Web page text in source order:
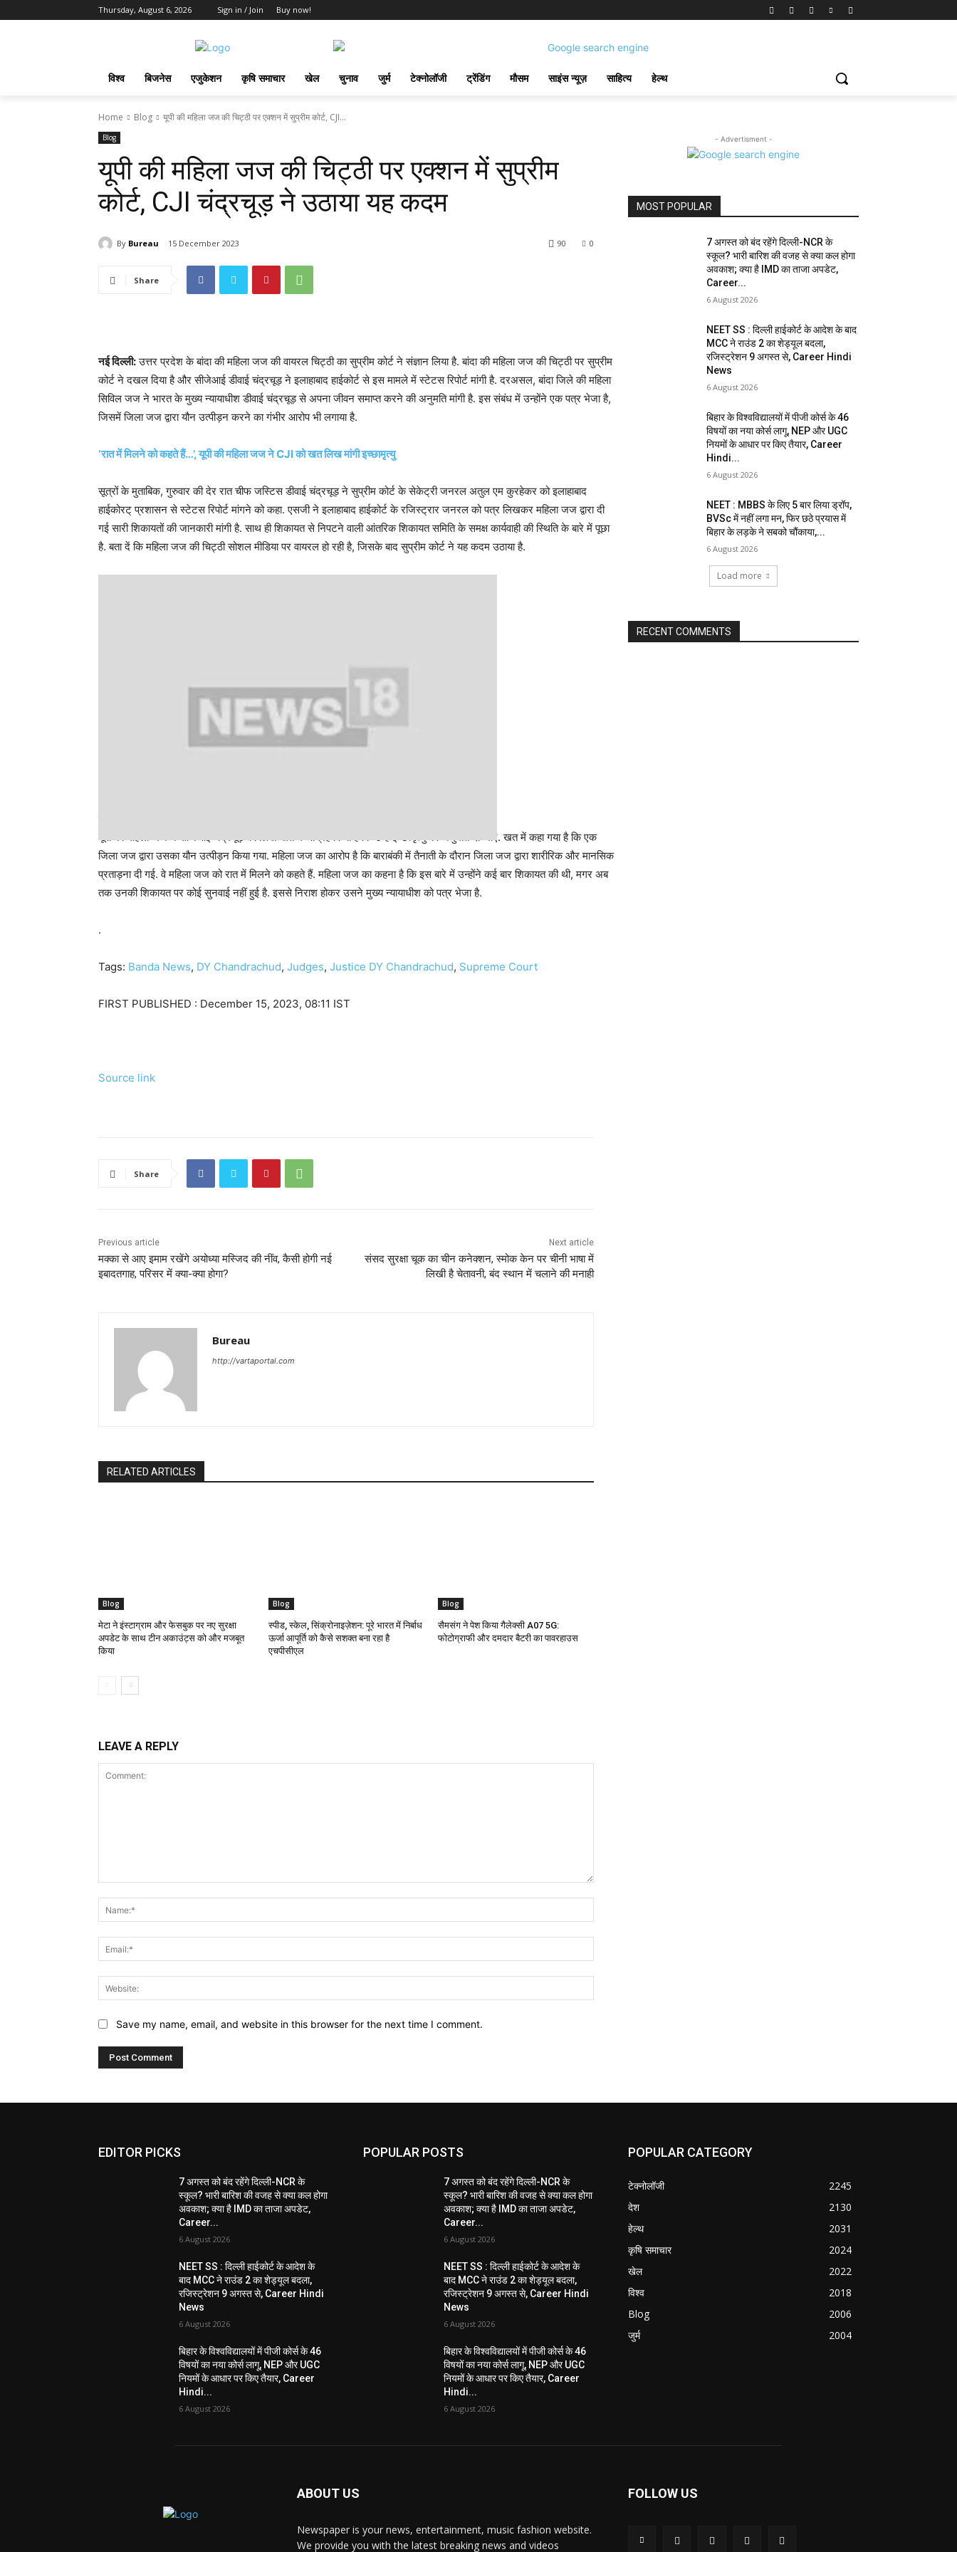
Thursday, August 6, 2026 Sign in / Join Buy now!
विश्व बिजनेस एजुकेशन कृषि समाचार खेल चुनाव जुर्म टेक्नोलॉजी ट्रेंडिंग मौसम साइंस न्यूज़ साहित्य हेल्थ
Home Blog यूपी की महिला जज की चिट्ठी पर एक्शन में सुप्रीम कोर्ट, CJI...
Blog
यूपी की महिला जज की चिट्ठी पर एक्शन में सुप्रीम
कोर्ट, CJI चंद्रचूड़ ने उठाया यह कदम
By Bureau 15 December 2023 0
90
Share
नई दिल्ली:उत्तर प्रदेश के बांदा की महिला जज की वायरल चिट्ठी का सुप्रीम कोर्ट ने संज्ञान लिया है. बांदा की महिला जज की चिट्ठी पर सुप्रीम
कोर्ट ने दखल दिया है और सीजेआई डीवाई चंद्रचूड़ ने इलाहाबाद हाईकोर्ट से इस मामले में स्टेटस रिपोर्ट मांगी है. दरअसल, बांदा जिले की महिला
सिविल जज ने भारत के मुख्य न्यायाधीश डीवाई चंद्रचूड़ से अपना जीवन समाप्त करने की अनुमति मांगी है. इस संबंध में उन्होंने एक पत्र भेजा है,
जिसमें जिला जज द्वारा यौन उत्‍पीड़न करने का गंभीर आरोप भी लगाया है.
‘रात में मिलने को कहते हैं…’, यूपी की महिला जज ने CJI को खत लिख मांगी इच्छामृत्यु
सूत्रों के मुताबिक, गुरुवार की देर रात चीफ जस्टिस डीवाई चंद्रचूड़ ने सुप्रीम कोर्ट के सेकेट्री जनरल अतुल एम कुरहेकर को इलाहाबाद
हाईकोरट् प्रशासन से स्टेटस रिपोर्ट मांगने को कहा. एसजी ने इलाहाबाद हाईकोर्ट के रजिस्ट्रार जनरल को पत्र लिखकर महिला जज द्वारा दी
गई सारी शिकायतों की जानकारी मांगी है. साथ ही शिकायत से निपटने वाली आंतरिक शिकायत समिति के समक्ष कार्यवाही की स्थिति के बारे में पूछा
है. बता दें कि महिला जज की चिट्ठी सोशल मीडिया पर वायरल हो रही है, जिसके बाद सुप्रीम कोर्ट ने यह कदम उठाया है.
यूपी की महिला जज ने सीजेआई चंद्रचूड़ को लिखे खत में आग्रह किया है कि उन्हें इच्‍छामृत्‍यु की अनुमति दी जाए. खत में कहा गया है कि एक
जिला जज द्वारा उसका यौन उत्पीड़न किया गया. महिला जज का आरोप है कि बाराबंकी में तैनाती के दौरान जिला जज द्वारा शारीरिक और मानसिक
प्रताड़ना दी गई. वे महिला जज को रात में मिलने को कहते हैं. महिला जज का कहना है कि इस बारे में उन्होंने कई बार शिकायत की थी, मगर अब
तक उनकी शिकायत पर कोई सुनवाई नहीं हुई है. इससे निराश होकर उसने मुख्‍य न्‍यायाधीश को पत्र भेजा है.
.
Tags: Banda News, DY Chandrachud, Judges, Justice DY Chandrachud, Supreme Court
FIRST PUBLISHED : December 15, 2023, 08:11 IST
Source link
Share
Previous article
मक्का से आए इमाम रखेंगे अयोध्या मस्जिद की नींव, कैसी होगी नई
इबादतगाह, परिसर में क्या-क्या होगा?
Next article
संसद सुरक्षा चूक का चीन कनेक्शन, स्मोक केन पर चीनी भाषा में
लिखी है चेतावनी, बंद स्थान में चलाने की मनाही
Bureau
http://vartaportal.com
RELATED ARTICLES
Blog
मेटा ने इंस्टाग्राम और फेसबुक पर नए सुरक्षा
अपडेट के साथ टीन अकाउंट्स को और मजबूत
किया
Blog
स्पीड, स्केल, सिंक्रोनाइज़ेशन: पूरे भारत में निर्बाध
ऊर्जा आपूर्ति को कैसे सशक्त बना रहा है
एचपीसीएल
Blog
सैमसंग ने पेश किया गैलेक्सी A07 5G:
फोटोग्राफी और दमदार बैटरी का पावरहाउस
LEAVE A REPLY
Save my name, email, and website in this browser for the next time I comment.
- Advertisment -
MOST POPULAR
7 अगस्त को बंद रहेंगे दिल्ली-NCR के
स्कूल? भारी बारिश की वजह से क्या कल होगा
अवकाश; क्या है IMD का ताजा अपडेट,
Career...
6 August 2026
NEET SS : दिल्ली हाईकोर्ट के आदेश के बाद
MCC ने राउंड 2 का शेड्यूल बदला,
रजिस्ट्रेशन 9 अगस्त से, Career Hindi
News
6 August 2026
बिहार के विश्वविद्यालयों में पीजी कोर्स के 46
विषयों का नया कोर्स लागू, NEP और UGC
नियमों के आधार पर किए तैयार, Career
Hindi...
6 August 2026
NEET : MBBS के लिए 5 बार लिया ड्रॉप,
BVSc में नहीं लगा मन, फिर छठे प्रयास में
बिहार के लड़के ने सबको चौंकाया,...
6 August 2026
Load more
RECENT COMMENTS
EDITOR PICKS
7 अगस्त को बंद रहेंगे दिल्ली-NCR के
स्कूल? भारी बारिश की वजह से क्या कल होगा
अवकाश; क्या है IMD का ताजा अपडेट,
Career...
6 August 2026
NEET SS : दिल्ली हाईकोर्ट के आदेश के
बाद MCC ने राउंड 2 का शेड्यूल बदला,
रजिस्ट्रेशन 9 अगस्त से, Career Hindi
News
6 August 2026
बिहार के विश्वविद्यालयों में पीजी कोर्स के 46
विषयों का नया कोर्स लागू, NEP और UGC
नियमों के आधार पर किए तैयार, Career
Hindi...
6 August 2026
POPULAR POSTS
7 अगस्त को बंद रहेंगे दिल्ली-NCR के
स्कूल? भारी बारिश की वजह से क्या कल होगा
अवकाश; क्या है IMD का ताजा अपडेट,
Career...
6 August 2026
NEET SS : दिल्ली हाईकोर्ट के आदेश के
बाद MCC ने राउंड 2 का शेड्यूल बदला,
रजिस्ट्रेशन 9 अगस्त से, Career Hindi
News
6 August 2026
बिहार के विश्वविद्यालयों में पीजी कोर्स के 46
विषयों का नया कोर्स लागू, NEP और UGC
नियमों के आधार पर किए तैयार, Career
Hindi...
6 August 2026
POPULAR CATEGORY
टेक्नोलॉजी
2245
देश
2130
हेल्थ
2031
कृषि समाचार
2024
खेल
2022
विश्व
2018
Blog
2006
जुर्म
2004
ABOUT US
Newspaper is your news, entertainment, music fashion website.
We provide you with the latest breaking news and videos
FOLLOW US